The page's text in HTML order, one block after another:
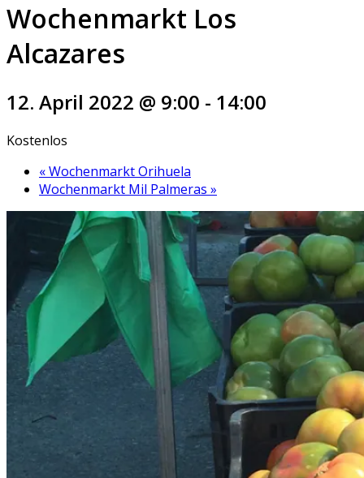
Wochenmarkt Los
Alcazares
12. April 2022 @ 9:00 - 14:00
Kostenlos
«Wochenmarkt Orihuela
Wochenmarkt Mil Palmeras »